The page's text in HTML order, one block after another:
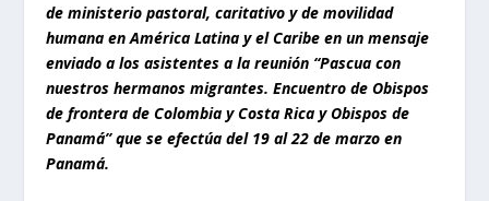
de ministerio pastoral, caritativo y de movilidad
humana en América Latina y el Caribe en un mensaje
enviado a los asistentes a la reunión “Pascua con
nuestros hermanos migrantes. Encuentro de Obispos
de frontera de Colombia y Costa Rica y Obispos de
Panamá” que se efectúa del 19 al 22 de marzo en
Panamá.